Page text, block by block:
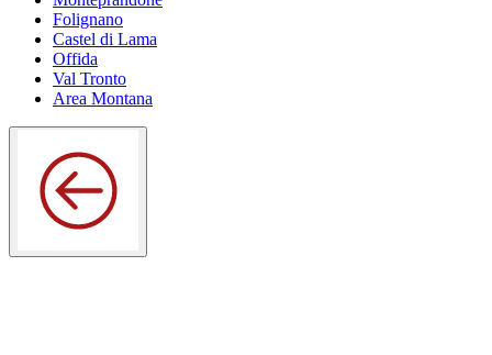
Folignano
Castel di Lama
Offida
Val Tronto
Area Montana